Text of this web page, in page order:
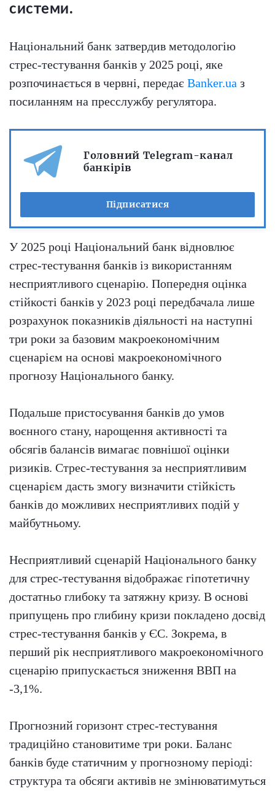
системи.
Національний банк затвердив методологію
стрес-тестування банків у 2025 році, яке
розпочинається в червні, передає Banker.ua з
посиланням на пресслужбу регулятора.
Головний Telegram-канал
банкірів
Підписатися
У 2025 році Національний банк відновлює
стрес-тестування банків із використанням
несприятливого сценарію. Попередня оцінка
стійкості банків у 2023 році передбачала лише
розрахунок показників діяльності на наступні
три роки за базовим макроекономічним
сценарієм на основі макроекономічного
прогнозу Національного банку.
Подальше пристосування банків до умов
воєнного стану, нарощення активності та
обсягів балансів вимагає повнішої оцінки
ризиків. Стрес-тестування за несприятливим
сценарієм дасть змогу визначити стійкість
банків до можливих несприятливих подій у
майбутньому.
Несприятливий сценарій Національного банку
для стрес-тестування відображає гіпотетичну
достатньо глибоку та затяжну кризу. В основі
припущень про глибину кризи покладено досвід
стрес-тестування банків у ЄС. Зокрема, в
перший рік несприятливого макроекономічного
сценарію припускається зниження ВВП на
-3,1%.
Прогнозний горизонт стрес-тестування
традиційно становитиме три роки. Баланс
банків буде статичним у прогнозному періоді:
структура та обсяги активів не змінюватимуться